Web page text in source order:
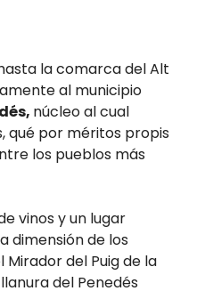
la comarca del Alt
al municipio
núcleo al cual
qué por méritos propis
los pueblos más
vinos y un lugar
dimensión de los
Mirador del Puig de la
del Penedés